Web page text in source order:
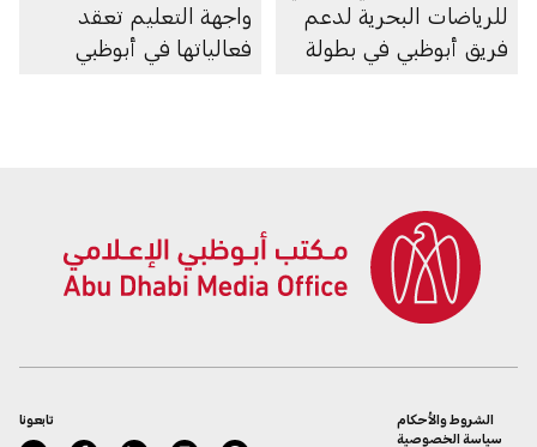
للرياضات البحرية لدعم
فريق أبوظبي في بطولة
واجهة التعليم تعقد
فعالياتها في أبوظبي
تابعونا
الشروط والأحكام
سياسة الخصوصية